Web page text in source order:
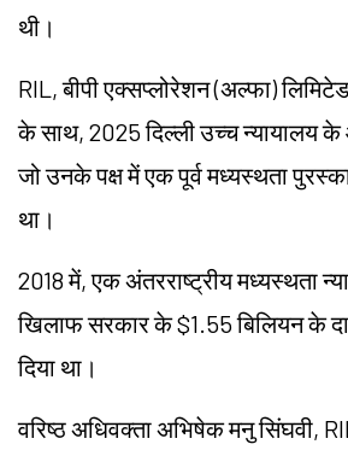
थी।
RIL, बीपी एक्सप्लोरेशन (अल्फा)
के साथ, 2025 दिल्ली उच्च न्यायालय
जो उनके पक्ष में एक पूर्व मध्यस्थता
था।
2018 में, एक अंतरराष्ट्रीय मध्यस्थता
खिलाफ सरकार के $1.55 बिलियन के
दिया था।
वरिष्ठ अधिवक्ता अभिषेक मनु सिंघवी,